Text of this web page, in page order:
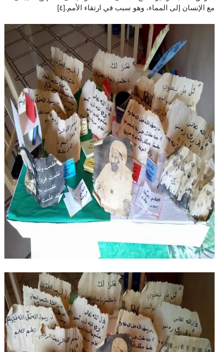
مع الإنسان إلى المماء، وهو سبب في ارتقاء الأمم.[٤]